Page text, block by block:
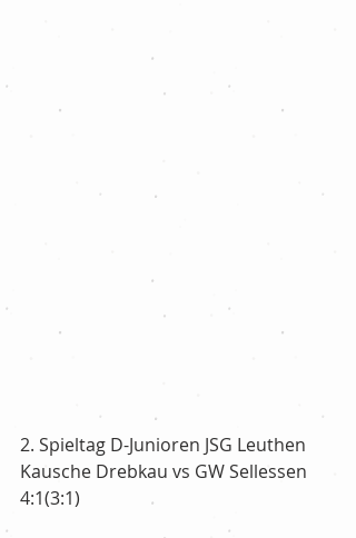
2. Spieltag D-Junioren JSG Leuthen
Kausche Drebkau vs GW Sellessen
4:1(3:1)